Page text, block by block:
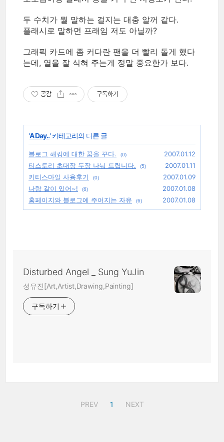
두 수치가 뭘 말하는 걸지는 대충 알꺼 같다.
플래시로 말하면 프래임 저도 아닐까?
그래픽 카드에 좀 커다란 팬을 더 빨리 돌게 했다
는데, 열을 잘 식혀 주는게 정말 중요한가 보다.
공감 구독하기
'A Day..' 카테고리의 다른 글
블로그 해킹에 대한 꿈을 꾸다. (0)
2007.01.12
티스토리 초대장 두장 나눠 드립니다.
(5)
2007.01.11
키티스마일 사용후기
(0)
2007.01.09
나랑 같이 있어~!
(6)
2007.01.08
홈페이지와 블로그에 주어지는 자유
(6) 2007.01.08
Disturbed Angel _ Sung YuJin
성유진[Art,Artist,Drawing,Painting]
구독하기
PREV 1 NEXT